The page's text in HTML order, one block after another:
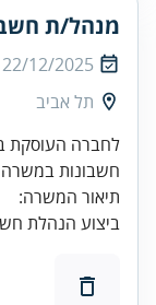
מנהל/ת
22/12/2025
תל אביב
לחברה העוסקת
תיאור המשרה:
ביצוע הנהלת